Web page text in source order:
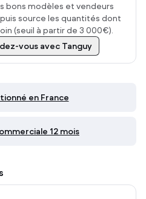
bons modèles et vendeurs
source les quantités dont
(seuil à partir de 3 000€).
vous avec Tanguy
en France
12 mois